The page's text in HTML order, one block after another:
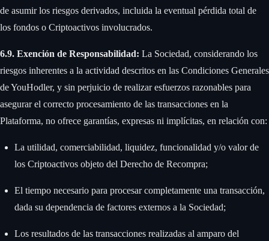
de asumir los riesgos derivados, incluida la eventual pérdida total de
los fondos o Criptoactivos involucrados. ‍
6.9. Exención de Responsabilidad: La Sociedad, considerando los
riesgos inherentes a la actividad descritos en las Condiciones Generales
de YouHodler, y sin perjuicio de realizar esfuerzos razonables para
asegurar el correcto procesamiento de las transacciones en la
Plataforma, no ofrece garantías, expresas ni implícitas, en relación con:
La utilidad, comerciabilidad, liquidez, funcionalidad y/o valor de
los Criptoactivos objeto del Derecho de Recompra;
El tiempo necesario para procesar completamente una transacción,
dada su dependencia de factores externos a la Sociedad;
Los resultados de las transacciones realizadas al amparo del